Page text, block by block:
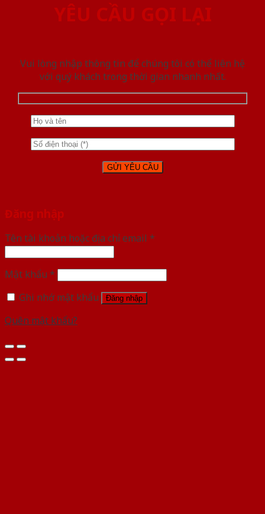
YÊU CẦU GỌI LẠI
Vui lòng nhập thông tin để chúng tôi có thể liên hệ
với quý khách trong thời gian nhanh nhất.
Đăng nhập
Tên tài khoản hoặc địa chỉ email *
Mật khẩu *
Ghi nhớ mật khẩu
Đăng nhập
Quên mật khẩu?